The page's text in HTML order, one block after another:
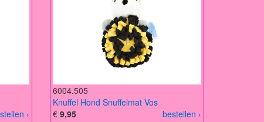
›
6004.505
Knuffel Hond Snuffelmat Vos
bestellen ›
€9,95